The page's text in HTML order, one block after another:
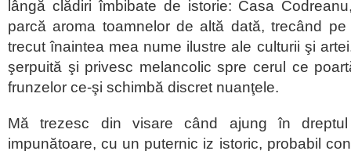
lângă clădiri îmbibate de istorie: Casa
parcă aroma toamnelor de altă dată, trecând
trecut înaintea mea nume ilustre ale culturii şi
şerpuită şi privesc melancolic spre cerul ce
frunzelor ce-şi schimbă discret nuanţele.
Mă trezesc din visare când ajung în
impunătoare, cu un puternic iz istoric, probabil